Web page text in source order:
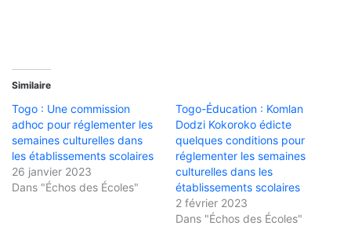
Similaire
Togo : Une commission
adhoc pour réglementer les
semaines culturelles dans
les établissements scolaires
26 janvier 2023
Dans "Échos des Écoles"
Togo-Éducation : Komlan
Dodzi Kokoroko édicte
quelques conditions pour
réglementer les semaines
culturelles dans les
établissements scolaires
2 février 2023
Dans "Échos des Écoles"